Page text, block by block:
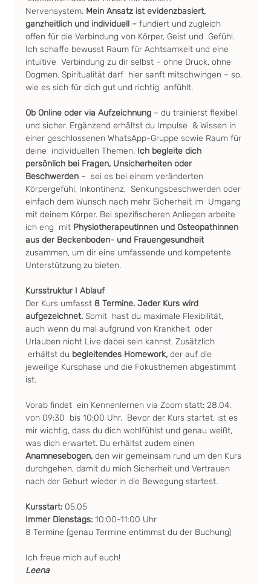
Nervensystem. Mein Ansatz ist evidenzbasiert,
ganzheitlich und individuell – fundiert und zugleich
offen für die Verbindung von Körper, Geist und  Gefühl.
Ich schaffe bewusst Raum für Achtsamkeit und eine
intuitive  Verbindung zu dir selbst – ohne Druck, ohne
Dogmen. Spiritualität darf  hier sanft mitschwingen – so,
wie es sich für dich gut und richtig  anfühlt.
Ob Online oder via Aufzeichnung – du trainierst flexibel
und sicher. Ergänzend erhältst du Impulse  & Wissen in
einer geschlossenen WhatsApp-Gruppe sowie Raum für
deine  individuellen Themen. Ich begleite dich
persönlich bei Fragen, Unsicherheiten oder
Beschwerden –  sei es bei einem veränderten
Körpergefühl, Inkontinenz,  Senkungsbeschwerden oder
einfach dem Wunsch nach mehr Sicherheit im  Umgang
mit deinem Körper. Bei spezifischeren Anliegen arbeite
ich eng  mit Physiotherapeutinnen und Osteopathinnen
aus der Beckenboden- und Frauengesundheit
zusammen, um dir eine umfassende und kompetente
Unterstützung zu bieten.
Kursstruktur I Ablauf
Der Kurs umfasst 8 Termine. Jeder Kurs wird
aufgezeichnet. Somit  hast du maximale Flexibilität,
auch wenn du mal aufgrund von Krankheit  oder
Urlauben nicht Live dabei sein kannst. Zusätzlich
erhältst du begleitendes Homework, der auf die
jeweilige Kursphase und die Fokusthemen abgestimmt
ist.
Vorab findet  ein Kennenlernen via Zoom statt: 28.04.
von 09:30  bis 10:00 Uhr.  Bevor der Kurs startet, ist es
mir wichtig, dass du dich wohlfühlst und genau weißt,
was dich erwartet. Du erhältst zudem einen
Anamnesebogen, den wir gemeinsam rund um den Kurs
durchgehen, damit du mich Sicherheit und Vertrauen
nach der Geburt wieder in die Bewegung startest.
Kursstart: 05.05
Immer Dienstags: 10:00-11:00 Uhr
8 Termine (genau Termine entimmst du der Buchung)
Ich freue mich auf euch!
Leena